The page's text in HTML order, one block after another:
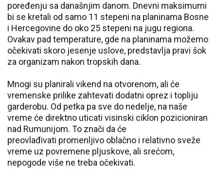
poređenju sa današnjim danom. Dnevni maksimumi
bi se kretali od samo 11 stepeni na planinama Bosne
i Hercegovine do oko 25 stepeni na jugu regiona.
Ovakav pad temperature, gde na planinama možemo
očekivati skoro jesenje uslove, predstavlja pravi šok
za organizam nakon tropskih dana.
Mnogi su planirali vikend na otvorenom, ali će
vremenske prilike zahtevati dodatni oprez i topliju
garderobu. Od petka pa sve do nedelje, na naše
vreme će direktno uticati visinski ciklon pozicioniran
nad Rumunijom. To znači da će
preovlađivati promenljivo oblačno i relativno sveže
vreme uz povremene pljuskove, ali srećom,
nepogode više ne treba očekivati.